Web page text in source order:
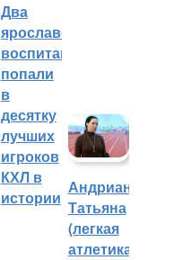
Два
ярославских
воспитанника
попали
в
десятку
лучших
игроков
КХЛ в
истории
Андрианова
Татьяна
(легкая
атлетика)